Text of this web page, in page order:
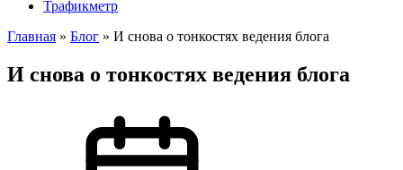
Трафикметр
Главная » Блог » И снова о тонкостях ведения блога
И снова о тонкостях ведения блога